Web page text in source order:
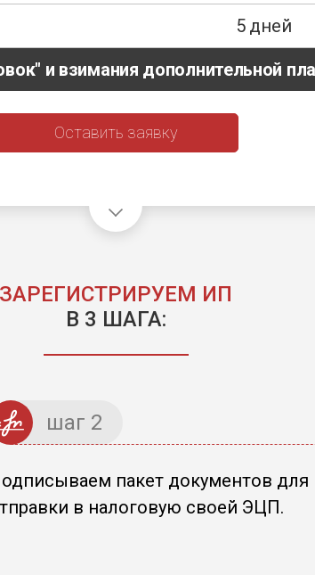
5 дней
и взимания дополнительной
Оставить заявку
ЗАРЕГИСТРИРУЕМ ИП
В 3 ШАГА:
шаг 2
пакет документов для
в налоговую своей ЭЦП.